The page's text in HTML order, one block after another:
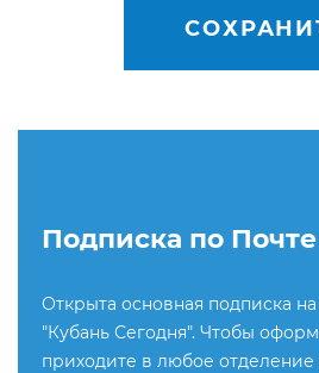
Подписка по
Открыта основная подписка
"Кубань Сегодня". Чтобы
приходите в любое